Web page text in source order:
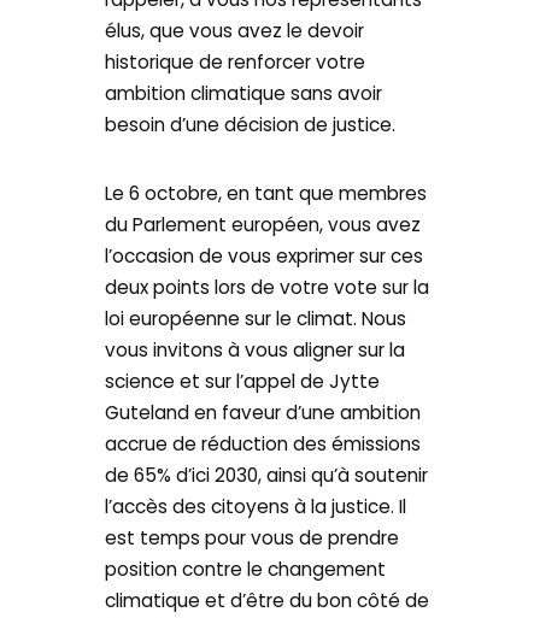
élus, que vous avez le devoir
historique de renforcer votre
ambition climatique sans avoir
besoin d’une décision de justice.
Le 6 octobre, en tant que membres
du Parlement européen, vous avez
l’occasion de vous exprimer sur ces
deux points lors de votre vote sur la
loi européenne sur le climat. Nous
vous invitons à vous aligner sur la
science et sur l’appel de Jytte
Guteland en faveur d’une ambition
accrue de réduction des émissions
de 65% d’ici 2030, ainsi qu’à soutenir
l’accès des citoyens à la justice. Il
est temps pour vous de prendre
position contre le changement
climatique et d’être du bon côté de